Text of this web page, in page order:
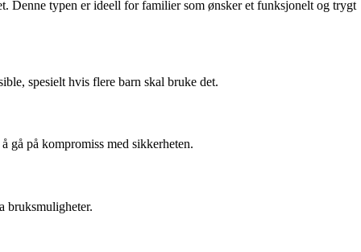
Denne typen er ideell for familier som ønsker et funksjonelt og trygt
spesielt hvis flere barn skal bruke det.
gå på kompromiss med sikkerheten.
bruksmuligheter.